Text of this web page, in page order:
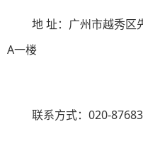
地址：广州市越秀区
A一楼
联系方式： 020-